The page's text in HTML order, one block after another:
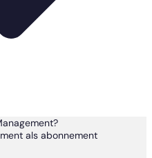
als abonnement